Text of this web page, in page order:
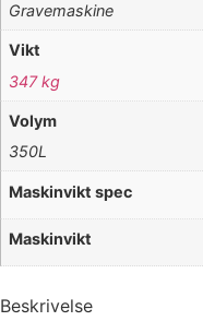
Gravemaskine
Vikt
347 kg
Volym
350L
Maskinvikt spec
Maskinvikt
Beskrivelse